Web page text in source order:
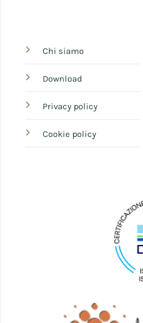
Chi siamo
Download
Privacy policy
Cookie policy